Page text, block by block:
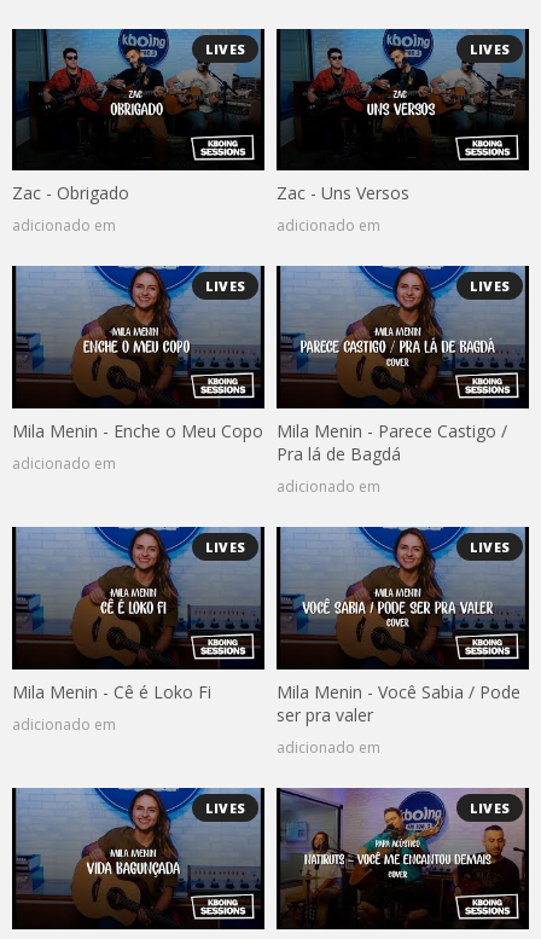
LIVES
Zac - Obrigado
adicionado em
LIVES
Zac - Uns Versos
adicionado em
LIVES
Mila Menin - Enche o Meu Copo
adicionado em
LIVES
Mila Menin - Parece Castigo /
Pra lá de Bagdá
adicionado em
LIVES
Mila Menin - Cê é Loko Fi
adicionado em
LIVES
Mila Menin - Você Sabia / Pode
ser pra valer
adicionado em
LIVES LIVES